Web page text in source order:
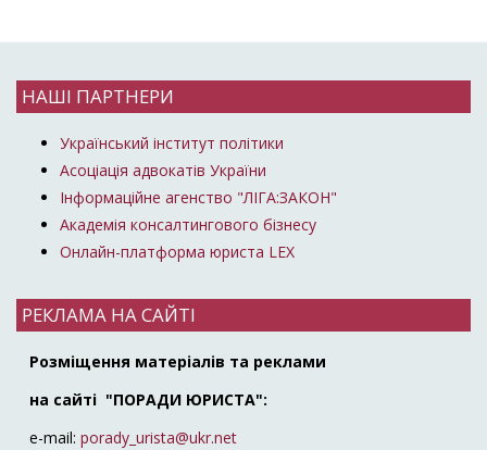
НАШІ ПАРТНЕРИ
Український інститут політики
Асоціація адвокатів України
Інформаційне агенство "ЛІГА:ЗАКОН"
Академія консалтингового бізнесу
Онлайн-платформа юриста LEX
РЕКЛАМА НА САЙТІ
Розміщення матеріалів та реклами
на сайті "ПОРАДИ ЮРИСТА":
e-mail: porady_urista@ukr.net